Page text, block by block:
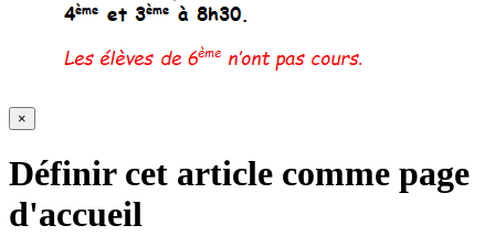
×
Définir cet article comme page
d'accueil